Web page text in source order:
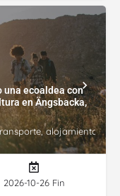
una ecoaldea con
en Ängsbacka,
alojamiento,
2026-10-26 Fin